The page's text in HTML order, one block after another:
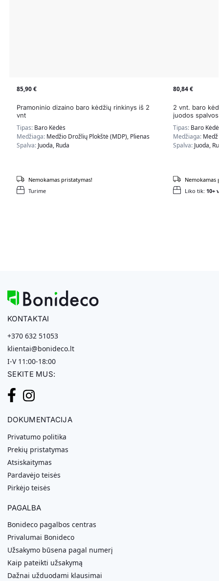
85,90€
Pramoninio dizaino baro kėdžių rinkinys iš 2
vnt
Tipas: Baro Kėdės
Medžiaga: Medžio Drožlių Plokštė (MDP), Plienas
Spalva: Juoda, Ruda
Turime
Nemokamas pristatymas!
80,84€
2 vnt. baro
juodos spalvos
Tipas: Baro
Medžiaga:
Spalva: Juoda,
Liko tik: 10+
Nemokamas
KONTAKTAI
+370 632 51053
klientai@bonideco.lt
I-V 11:00-18:00
SEKITE MUS:
DOKUMENTACIJA
Privatumo politika
Prekių pristatymas
Atsiskaitymas
Pardavėjo teisės
Pirkėjo teisės
PAGALBA
Bonideco pagalbos centras
Privalumai Bonideco
Užsakymo būsena pagal numerį
Kaip pateikti užsakymą
Dažnai užduodami klausimai